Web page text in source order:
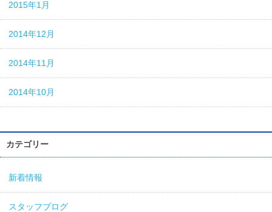
2015年1月
2014年12月
2014年11月
2014年10月
カテゴリー
新着情報
スタッフブログ